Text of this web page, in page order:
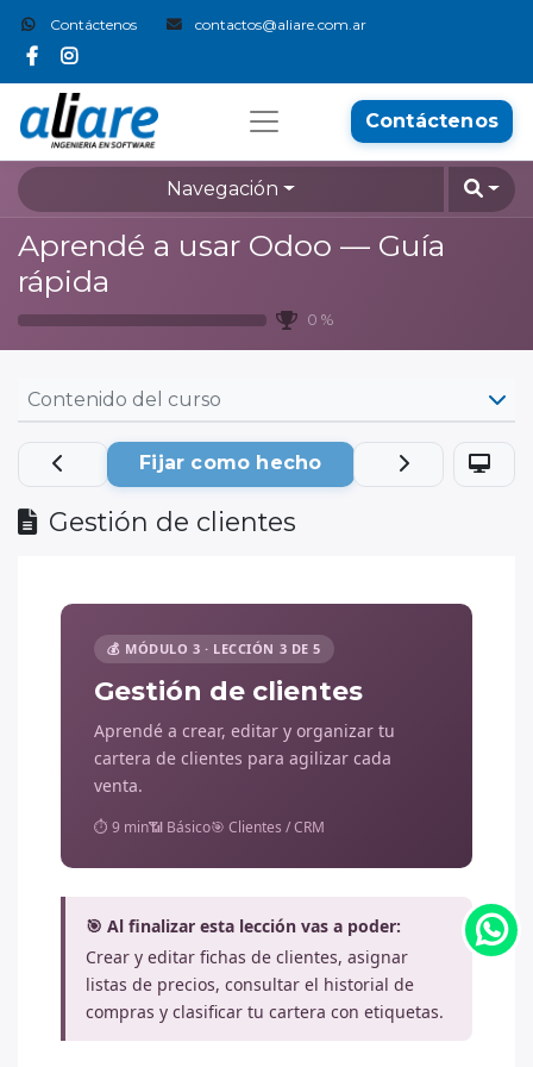
Contáctenos contactos@aliare.com.ar
Contáctenos
Navegación
Aprendé a usar Odoo — Guía
rápida
0 %
Contenido del curso
Gestión de clientes
Fijar como hecho
💰 MÓDULO 3 · LECCIÓN 3 DE 5
Gestión de clientes
Aprendé a crear, editar y organizar tu
cartera de clientes para agilizar cada
venta.
⏱ 9 min📶 Básico🎯 Clientes / CRM
🎯 Al finalizar esta lección vas a poder:
Crear y editar fichas de clientes, asignar
listas de precios, consultar el historial de
compras y clasificar tu cartera con etiquetas.